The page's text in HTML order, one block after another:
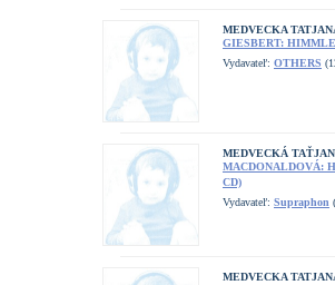
MEDVECKA
GIESBERT:
Vydavateľ: OTHERS
MEDVECKÁ
MACDONALDOVÁ:
CD)
Vydavateľ: Supraphon
MEDVECKA